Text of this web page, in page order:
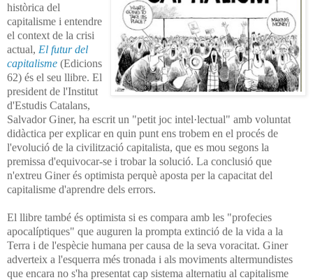
històrica del
capitalisme i entendre
el context de la crisi
actual, El futur del
capitalisme (Edicions
62) és el seu llibre. El
president de l'Institut
d'Estudis Catalans,
Salvador Giner, ha escrit un "petit joc intel·lectual" amb voluntat
didàctica per explicar en quin punt ens trobem en el procés de
l'evolució de la civilització capitalista, que es mou segons la
premissa d'equivocar-se i trobar la solució. La conclusió que
n'extreu Giner és optimista perquè aposta per la capacitat del
capitalisme d'aprendre dels errors.
El llibre també és optimista si es compara amb les "profecies
apocalíptiques" que auguren la prompta extinció de la vida a la
Terra i de l'espècie humana per causa de la seva voracitat. Giner
adverteix a l'esquerra més tronada i als moviments altermundistes
que encara no s'ha presentat cap sistema alternatiu al capitalisme